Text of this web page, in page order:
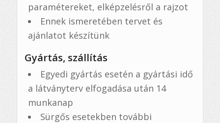
paramétereket, elképzelésről a rajzot
Ennek ismeretében tervet és
ajánlatot készítünk
Gyártás, szállítás
Egyedi gyártás esetén a gyártási idő
a látványterv elfogadása után 14
munkanap
Sürgős esetekben további